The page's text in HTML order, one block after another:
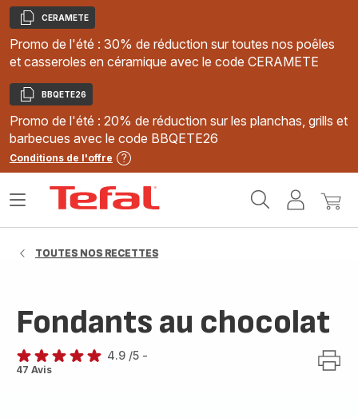
Copier
CERAMETE
Promo de l'été : 30% de réduction sur toutes nos poêles
et casseroles en céramique avec le code CERAMETE
Copier
BBQETE26
Promo de l'été : 20% de réduction sur les planchas, grills et
barbecues avec le code BBQETE26
Conditions de l'offre
MonMon
Ouvrir
TOUTES NOS RECETTES
Fondants au chocolat
ratings.4.9
4.9 /5 -
47 Avis